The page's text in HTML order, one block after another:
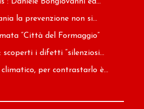
la prevenzione non si...
“Città del Formaggio”
scoperti i difetti “silenziosi...
per contrastarlo è...